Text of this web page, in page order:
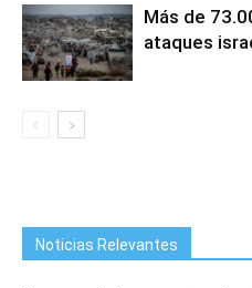
Más de
ataques
Noticias Relevantes